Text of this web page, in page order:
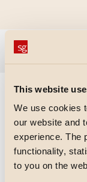
This website
We use cookies
our website and
experience. The
functionality,
to you on the
Ruudukon koko